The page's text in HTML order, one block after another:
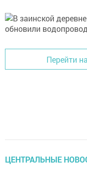
Перейти
ЦЕНТРАЛЬНЫЕ